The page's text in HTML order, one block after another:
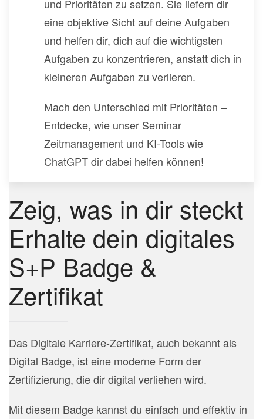
und Prioritäten zu setzen. Sie liefern dir
eine objektive Sicht auf deine Aufgaben
und helfen dir, dich auf die wichtigsten
Aufgaben zu konzentrieren, anstatt dich in
kleineren Aufgaben zu verlieren.
Mach den Unterschied mit Prioritäten –
Entdecke, wie unser Seminar
Zeitmanagement und KI-Tools wie
ChatGPT dir dabei helfen können!
Zeig, was in dir steckt
Erhalte dein digitales
S+P Badge &
Zertifikat
Das Digitale Karriere-Zertifikat, auch bekannt als
Digital Badge, ist eine moderne Form der
Zertifizierung, die dir digital verliehen wird.
Mit diesem Badge kannst du einfach und effektiv in